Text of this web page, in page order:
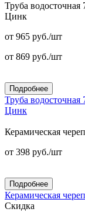
Труба
Цинк
от 965 руб./шт
от 869 руб./шт
Подробнее
Труба
Цинк
Керамическая
от 398 руб./шт
Подробнее
Керамическая
Скидка